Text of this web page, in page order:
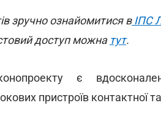
зручно ознайомитися вІПС
доступ можна тут.
є
пристроїв контактної та